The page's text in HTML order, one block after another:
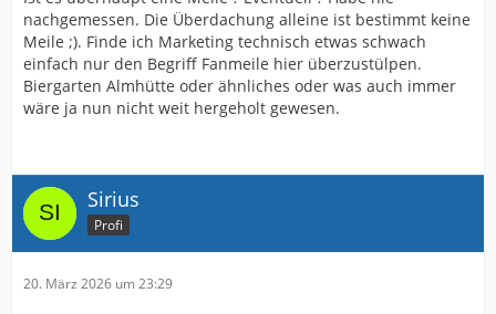
nachgemessen. Die Überdachung alleine ist bestimmt keine
Meile ;). Finde ich Marketing technisch etwas schwach
einfach nur den Begriff Fanmeile hier überzustülpen.
Biergarten Almhütte oder ähnliches oder was auch immer
wäre ja nun nicht weit hergeholt gewesen.
Sirius
Profi
20. März 2026 um 23:29